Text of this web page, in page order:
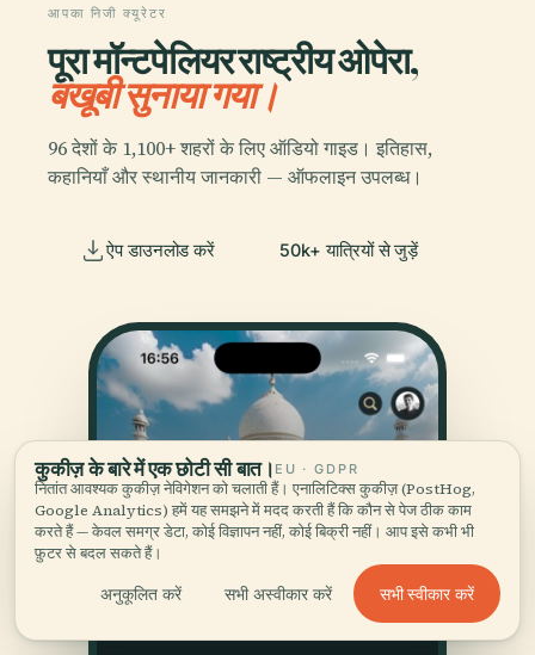
आपका निजी क्यूरेटर
पूरा मॉन्टपेलियर राष्ट्रीय ओपेरा,
बखूबी सुनाया गया।
96 देशों के 1,100+ शहरों के लिए ऑडियो गाइड। इतिहास,
कहानियाँ और स्थानीय जानकारी — ऑफलाइन उपलब्ध।
ऐप डाउनलोड करें 50k+ यात्रियों से जुड़ें
कुकीज़ के बारे में एक छोटी सी बात। EU · GDPR
नितांत आवश्यक कुकीज़ नेविगेशन को चलाती हैं। एनालिटिक्स कुकीज़ (PostHog,
Google Analytics) हमें यह समझने में मदद करती हैं कि कौन से पेज ठीक काम
करते हैं — केवल समग्र डेटा, कोई विज्ञापन नहीं, कोई बिक्री नहीं। आप इसे कभी भी
फ़ुटर से बदल सकते हैं।
अनुकूलित करें सभी अस्वीकार करें सभी स्वीकार करें